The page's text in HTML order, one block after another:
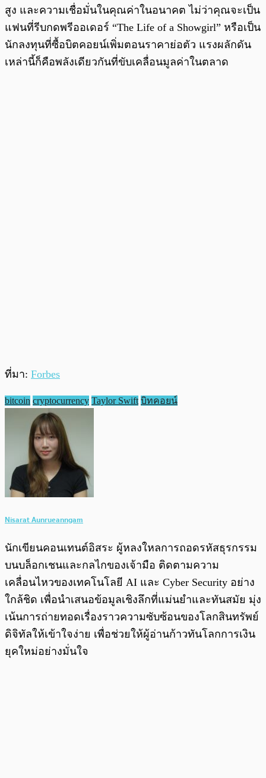
สูง และความเชื่อมั่นในคุณค่าในอนาคต ไม่ว่าคุณจะเป็น
แฟนที่รีบกดพรีออเดอร์ “The Life of a Showgirl” หรือเป็น
นักลงทุนที่ซื้อบิตคอยน์เพิ่มตอนราคาย่อตัว แรงผลักดัน
เหล่านี้ก็คือพลังเดียวกันที่ขับเคลื่อนมูลค่าในตลาด
ที่มา: Forbes
bitcoin cryptocurrency Taylor Swift บิทคอยน์
Nisarat Aunrueanngam
นักเขียนคอนเทนต์อิสระ ผู้หลงใหลการถอดรหัสธุรกรรม
บนบล็อกเชนและกลไกของเจ้ามือ ติดตามความ
เคลื่อนไหวของเทคโนโลยี AI และ Cyber Security อย่าง
ใกล้ชิด เพื่อนำเสนอข้อมูลเชิงลึกที่แม่นยำและทันสมัย มุ่ง
เน้นการถ่ายทอดเรื่องราวความซับซ้อนของโลกสินทรัพย์
ดิจิทัลให้เข้าใจง่าย เพื่อช่วยให้ผู้อ่านก้าวทันโลกการเงิน
ยุคใหม่อย่างมั่นใจ